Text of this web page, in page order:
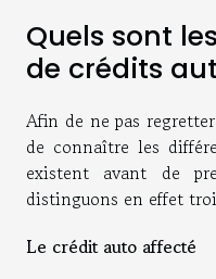
Quels sont
de crédits
Afin de ne pas
de connaître les
existent avant de
distinguons en effet
Le crédit auto affecté